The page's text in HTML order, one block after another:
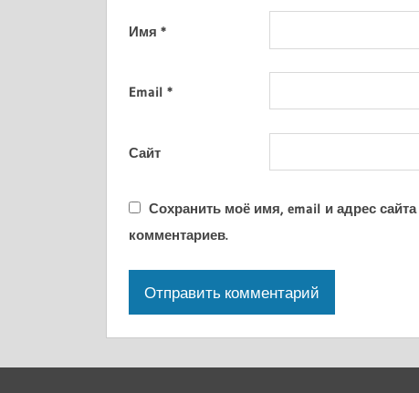
Имя *
Email *
Сайт
Сохранить моё имя, email и адрес
комментариев.